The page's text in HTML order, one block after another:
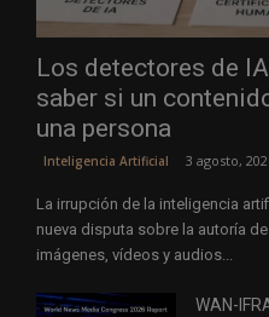
Los detectores de
saber si un
una persona
Inteligencia Artificial 3 agosto,
La irrupción de la inteligencia
nueva disputa sobre la autoría
imágenes, vídeos y audios...
WAN-